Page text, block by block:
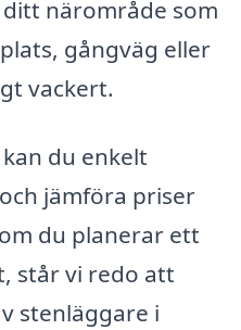
närområde som
gångväg eller
vackert.
du enkelt
jämföra priser
du planerar ett
står vi redo att
stenläggare i